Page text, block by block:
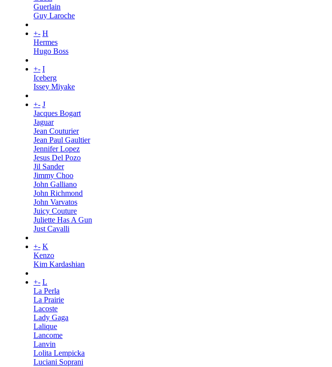
Guerlain
Guy Laroche
+- H
Hermes
Hugo Boss
+- I
Iceberg
Issey Miyake
+- J
Jacques Bogart
Jaguar
Jean Couturier
Jean Paul Gaultier
Jennifer Lopez
Jesus Del Pozo
Jil Sander
Jimmy Choo
John Galliano
John Richmond
John Varvatos
Juicy Couture
Juliette Has A Gun
Just Cavalli
+- K
Kenzo
Kim Kardashian
+- L
La Perla
La Prairie
Lacoste
Lady Gaga
Lalique
Lancome
Lanvin
Lolita Lempicka
Luciani Soprani